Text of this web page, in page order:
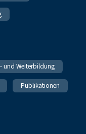
und Weiterbildung
Publikationen